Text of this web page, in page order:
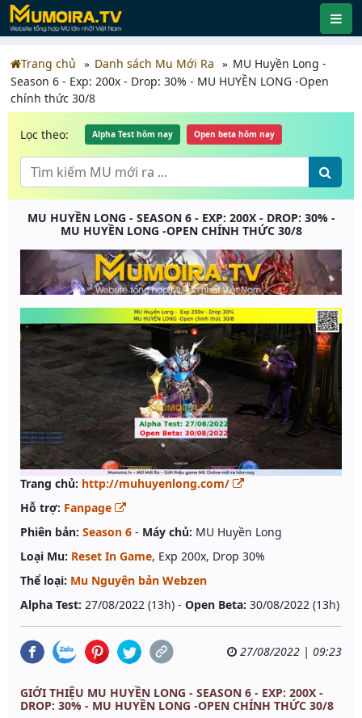
Trang chủ Danh sách Mu Mới Ra
MU Huyền Long -
Season 6 - Exp: 200x - Drop: 30% - MU HUYỀN LONG -Open
chính thức 30/8
Lọc theo: Alpha Test hôm nay Open beta hôm nay
MU HUYỀN LONG - SEASON 6 - EXP: 200X - DROP: 30% -
MU HUYỀN LONG -OPEN CHÍNH THỨC 30/8
Trang chủ: http://muhuyenlong.com/
Hỗ trợ: Fanpage
Phiên bản: Season 6 - Máy chủ: MU Huyền Long
Loại Mu: Reset In Game, Exp 200x, Drop 30%
Thể loại: Mu Nguyên bản Webzen
Alpha Test: 27/08/2022 (13h) - Open Beta: 30/08/2022 (13h)
27/08/2022 | 09:23
GIỚI THIỆU MU HUYỀN LONG - SEASON 6 - EXP: 200X -
DROP: 30% - MU HUYỀN LONG -OPEN CHÍNH THỨC 30/8